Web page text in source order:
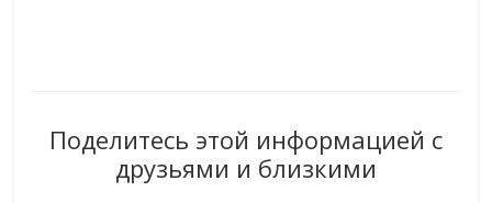
Поделитесь этой информацией с
друзьями и близкими